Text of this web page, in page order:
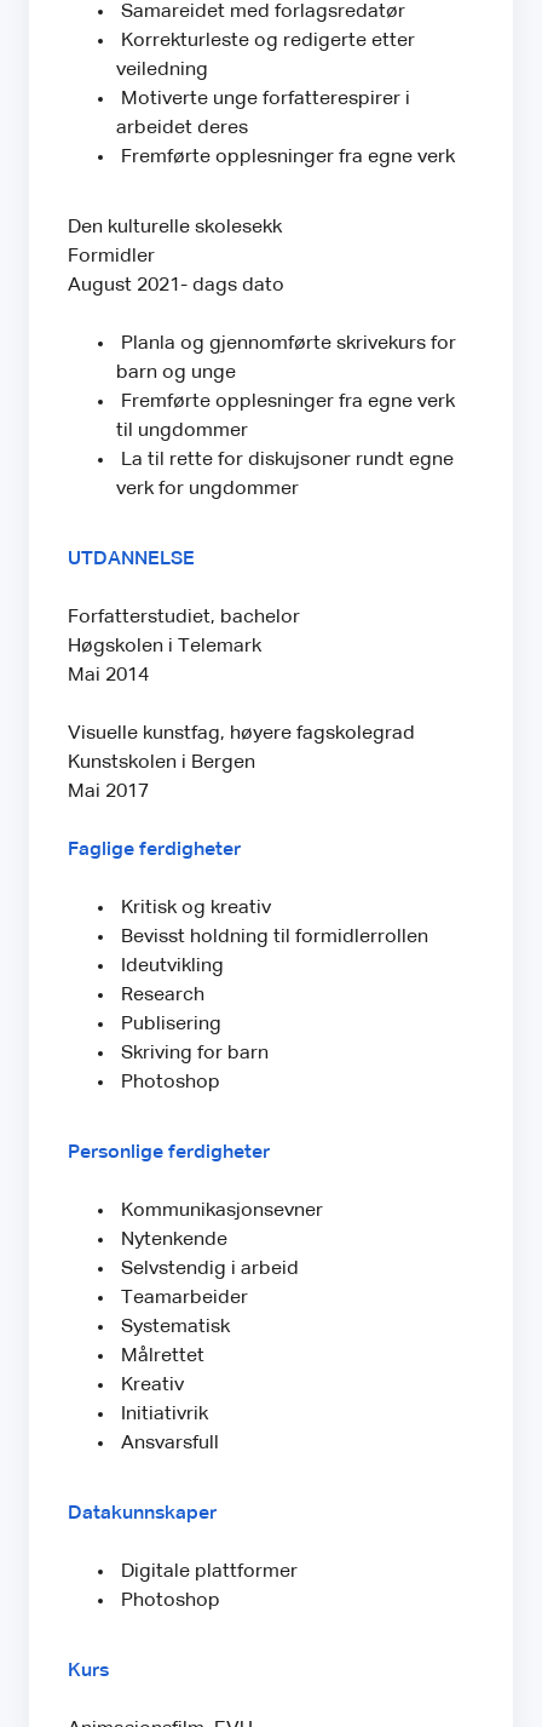
Samareidet med forlagsredatør
Korrekturleste og redigerte etter
veiledning
Motiverte unge forfatterespirer i
arbeidet deres
Fremførte opplesninger fra egne verk
Den kulturelle skolesekk
Formidler
August 2021- dags dato
Planla og gjennomførte skrivekurs for
barn og unge
Fremførte opplesninger fra egne verk
til ungdommer
La til rette for diskujsoner rundt egne
verk for ungdommer
UTDANNELSE
Forfatterstudiet, bachelor
Høgskolen i Telemark
Mai 2014
Visuelle kunstfag, høyere fagskolegrad
Kunstskolen i Bergen
Mai 2017
Faglige ferdigheter
Kritisk og kreativ
Bevisst holdning til formidlerrollen
Ideutvikling
Research
Publisering
Skriving for barn
Photoshop
Personlige ferdigheter
Kommunikasjonsevner
Nytenkende
Selvstendig i arbeid
Teamarbeider
Systematisk
Målrettet
Kreativ
Initiativrik
Ansvarsfull
Datakunnskaper
Digitale plattformer
Photoshop
Kurs